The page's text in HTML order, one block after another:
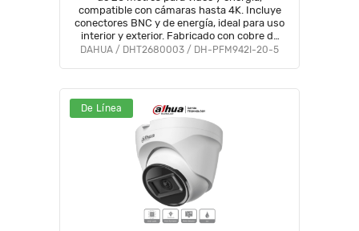
compatible con cámaras hasta 4K. Incluye
conectores BNC y de energía, ideal para uso
interior y exterior. Fabricado con cobre de
alta pureza, soporta AHD, CVI, TVI, y CVBS.
DAHUA / DHT2680003 / DH-PFM942I-20-5
De Línea